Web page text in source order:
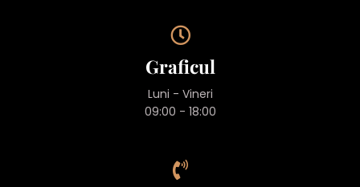
Graficul
Luni - Vineri
09:00 - 18:00